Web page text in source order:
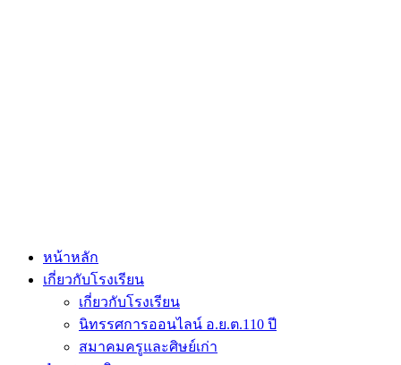
หน้าหลัก
เกี่ยวกับโรงเรียน
เกี่ยวกับโรงเรียน
นิทรรศการออนไลน์ อ.ย.ต.110 ปี
สมาคมครูและศิษย์เก่า